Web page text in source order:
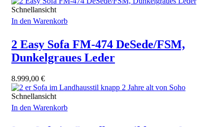
Schnellansicht
In den Warenkorb
2 Easy Sofa FM-474 DeSede/FSM,
Dunkelgraues Leder
8.999,00 €
Schnellansicht
In den Warenkorb